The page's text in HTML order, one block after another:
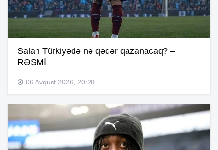
Salah Türkiyədə nə qədər qazanacaq? –
RƏSMİ
06 Avqust 2026, 20:28